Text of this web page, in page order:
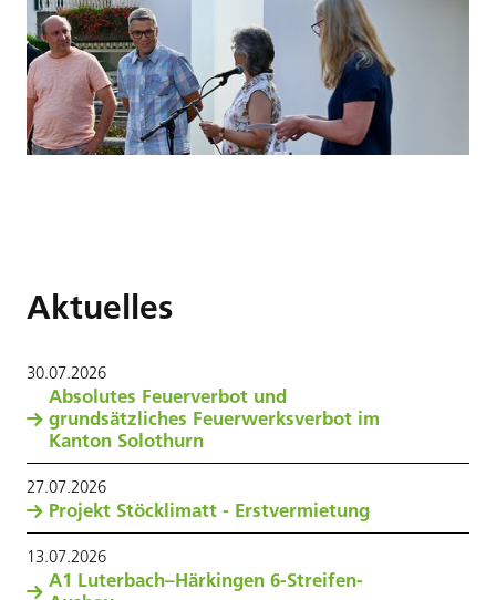
Aktuelles
30.07.2026
Absolutes Feuerverbot und
grundsätzliches Feuerwerksverbot im
Kanton Solothurn
27.07.2026
Projekt Stöcklimatt - Erstvermietung
13.07.2026
A1 Luterbach–Härkingen 6-Streifen-